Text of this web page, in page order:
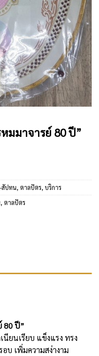
มมาจารย์ 80 ปี”
สัปทน, ตาลปัตร, บริการ
, ตาลปัตร
80 ปี”
ยนเรียบ แข็งแรง ทรง
บ เพิ่มความสง่างาม